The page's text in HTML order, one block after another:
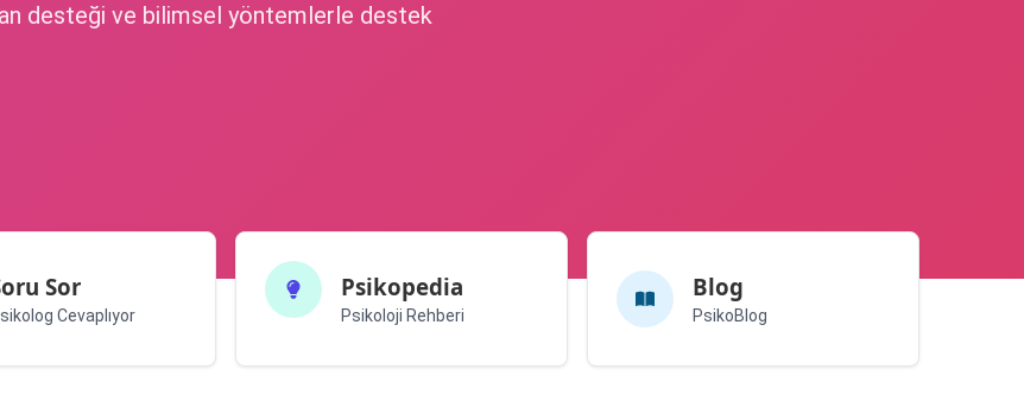
desteği ve bilimsel yöntemlerle destek
Sor
Cevaplıyor
Psikopedia
Psikoloji Rehberi
Blog
PsikoBlog